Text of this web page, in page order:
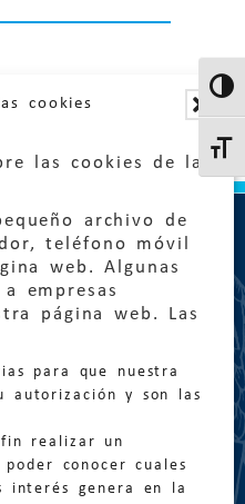
cookies
las cookies de la
archivo de
teléfono móvil
web. Algunas
empresas
página web. Las
para que nuestra
autorización y son las
realizar un
conocer cuales
interés genera en la
354